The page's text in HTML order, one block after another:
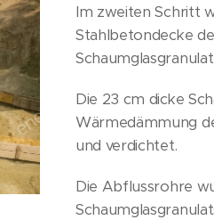
Im zweiten Schritt
Stahlbetondecke
Die 23 cm dicke
Wärmedämmung
und verdichtet.
Die Abflussrohre